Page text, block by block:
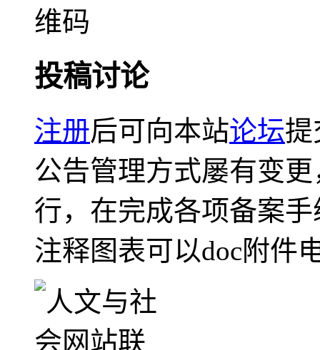
投稿讨论
注册后可向本站论坛提
公告管理方式屡有变
行，在完成各项备案
注释图表可以doc附件